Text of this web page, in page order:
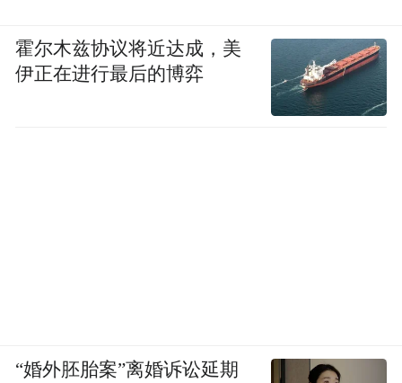
霍尔木兹协议将近达成，美
伊正在进行最后的博弈
“婚外胚胎案”离婚诉讼延期